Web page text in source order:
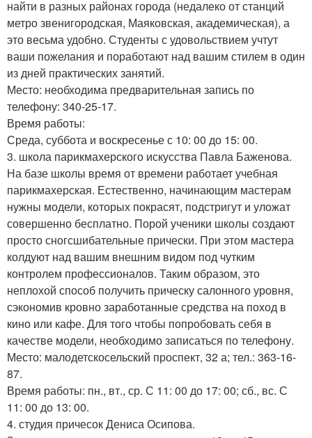
найти в разных районах города (недалеко от станций
метро звенигородская, Маяковская, академическая), а
это весьма удобно. Студенты с удовольствием учтут
ваши пожелания и поработают над вашим стилем в один
из дней практических занятий.
Место: необходима предварительная запись по
телефону: 340-25-17.
Время работы:
Среда, суббота и воскресенье с 10: 00 до 15: 00.
3. школа парикмахерского искусства Павла Баженова.
На базе школы время от времени работает учебная
парикмахерская. Естественно, начинающим мастерам
нужны модели, которых покрасят, подстригут и уложат
совершенно бесплатно. Порой ученики школы создают
просто сногсшибательные прически. При этом мастера
колдуют над вашим внешним видом под чутким
контролем профессионалов. Таким образом, это
неплохой способ получить прическу салонного уровня,
сэкономив кровно заработанные средства на поход в
кино или кафе. Для того чтобы попробовать себя в
качестве модели, необходимо записаться по телефону.
Место: малодетскосельский проспект, 32 а; тел.: 363-16-
87.
Время работы: пн., вт., ср. С 11: 00 до 17: 00; сб., вс. С
11: 00 до 13: 00.
4. студия причесок Дениса Осипова.